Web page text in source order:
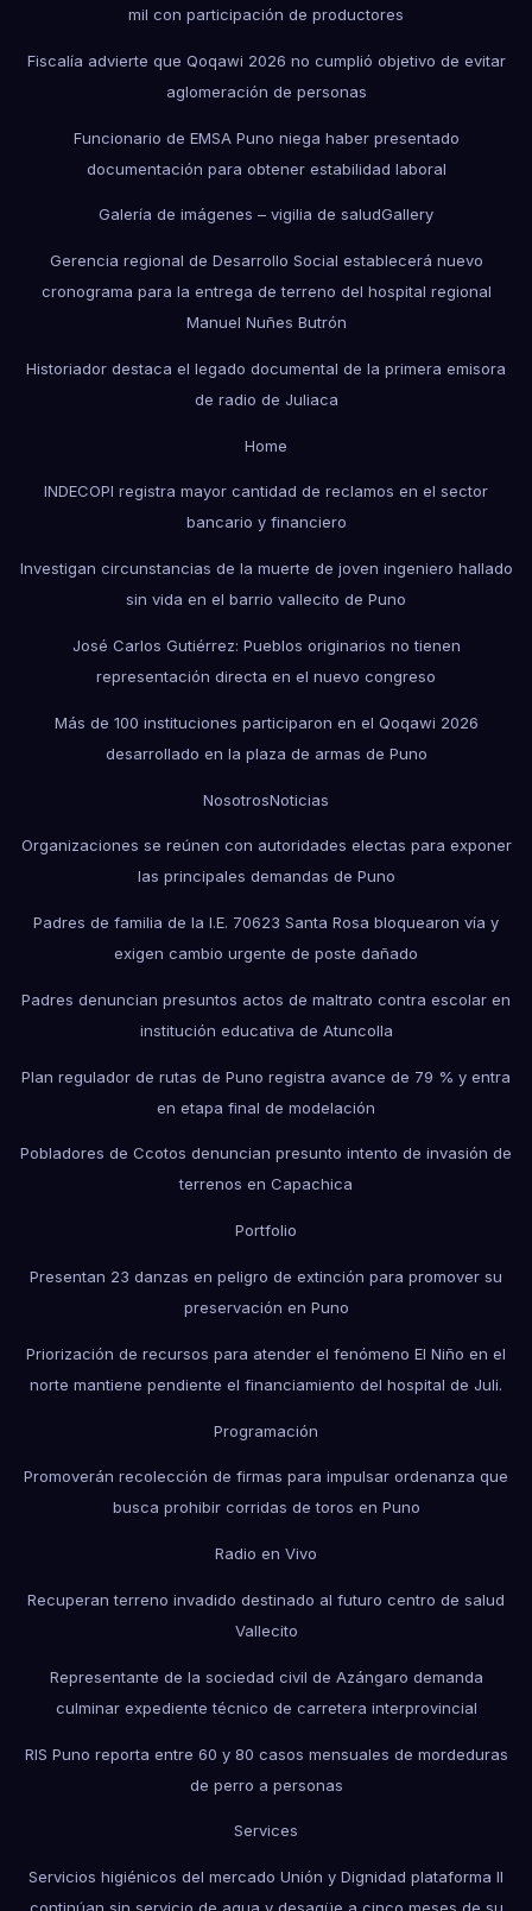
mil con participación de productores
Fiscalía advierte que Qoqawi 2026 no cumplió objetivo de evitar
aglomeración de personas
Funcionario de EMSA Puno niega haber presentado
documentación para obtener estabilidad laboral
Galería de imágenes – vigilia de saludGallery
Gerencia regional de Desarrollo Social establecerá nuevo
cronograma para la entrega de terreno del hospital regional
Manuel Nuñes Butrón
Historiador destaca el legado documental de la primera emisora
de radio de Juliaca
Home
INDECOPI registra mayor cantidad de reclamos en el sector
bancario y financiero
Investigan circunstancias de la muerte de joven ingeniero hallado
sin vida en el barrio vallecito de Puno
José Carlos Gutiérrez: Pueblos originarios no tienen
representación directa en el nuevo congreso
Más de 100 instituciones participaron en el Qoqawi 2026
desarrollado en la plaza de armas de Puno
NosotrosNoticias
Organizaciones se reúnen con autoridades electas para exponer
las principales demandas de Puno
Padres de familia de la I.E. 70623 Santa Rosa bloquearon vía y
exigen cambio urgente de poste dañado
Padres denuncian presuntos actos de maltrato contra escolar en
institución educativa de Atuncolla
Plan regulador de rutas de Puno registra avance de 79 % y entra
en etapa final de modelación
Pobladores de Ccotos denuncian presunto intento de invasión de
terrenos en Capachica
Portfolio
Presentan 23 danzas en peligro de extinción para promover su
preservación en Puno
Priorización de recursos para atender el fenómeno El Niño en el
norte mantiene pendiente el financiamiento del hospital de Juli.
Programación
Promoverán recolección de firmas para impulsar ordenanza que
busca prohibir corridas de toros en Puno
Radio en Vivo
Recuperan terreno invadido destinado al futuro centro de salud
Vallecito
Representante de la sociedad civil de Azángaro demanda
culminar expediente técnico de carretera interprovincial
RIS Puno reporta entre 60 y 80 casos mensuales de mordeduras
de perro a personas
Services
Servicios higiénicos del mercado Unión y Dignidad plataforma II